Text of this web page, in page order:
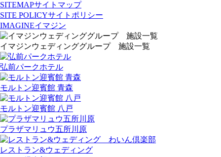
SITEMAPサイトマップ
SITE POLICYサイトポリシー
IMAGINEイマジン
イマジンウェディンググループ 施設一覧
弘前パークホテル
モルトン迎賓館 青森
モルトン迎賓館 八戸
プラザマリュウ五所川原
レストラン&ウェディング